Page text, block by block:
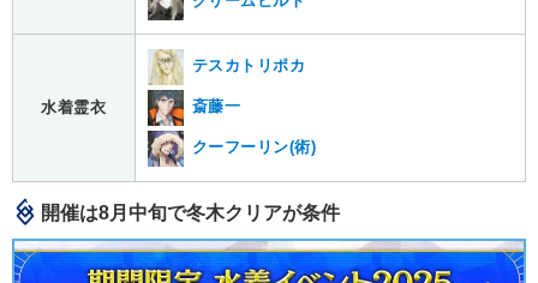
水着霊衣
テスカトリポカ
斎藤一
クーフーリン(術)
開催は8月中旬で冬木クリアが条件